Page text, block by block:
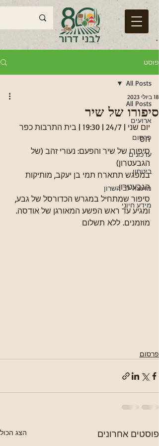
פוסט
All Posts
ארועים
פרסום
עדכונים
ביטחון
מועצה לב השרון
מידע חיוני
All Posts
סיפורו של שיר
18 ביולי 2023
יום שני | 24/7 | 19:30 | בית התרבות כפר
הס
סיפורו של שיר והפעם: נעורי זהב (של
הגבעטרון)
במפגש תתארח תמי בן יעקב, מותיקות
הגבעטרון.
סיפור שמתחיל במגרש הכדורסל של גבע,
ומגיע עד ראש הפשע המאורגן של אודסה.
מוזמנים. ללא תשלום
פרסום
פוסטים אחרונים הצג הכול